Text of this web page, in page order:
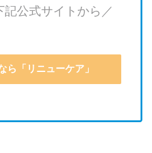
記公式サイトから／
ら「リニューケア」